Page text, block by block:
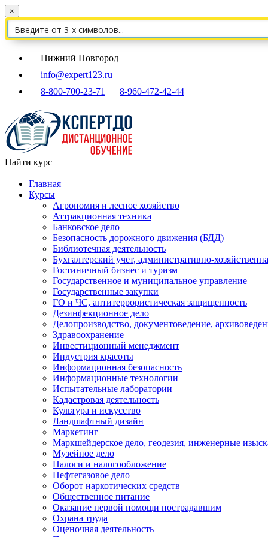
×
Нижний Новгород
info@expert123.ru
8-800-700-23-71
8-960-472-42-44
Найти курс
Главная
Курсы
Агрономия и лесное хозяйство
Аттракционная техника
Банковское дело
Безопасность дорожного движения (БДД)
Библиотечная деятельность
Бухгалтерский учет, административно-
Гостиничный бизнес и туризм
Государственное и муниципальное управление
Государственные закупки
ГО и ЧС, антитеррористическая защищенность
Дезинфекционное дело
Делопроизводство, документоведение,
Здравоохранение
Инвестиционный менеджмент
Индустрия красоты
Информационная безопасность
Информационные технологии
Испытательные лаборатории
Кадастровая деятельность
Культура и искусство
Ландшафтный дизайн
Маркетинг
Маркшейдерское дело, геодезия, инженерные
Музейное дело
Налоги и налогообложение
Нефтегазовое дело
Оборот наркотических средств
Общественное питание
Оказание первой помощи пострадавшим
Охрана труда
Оценочная деятельность